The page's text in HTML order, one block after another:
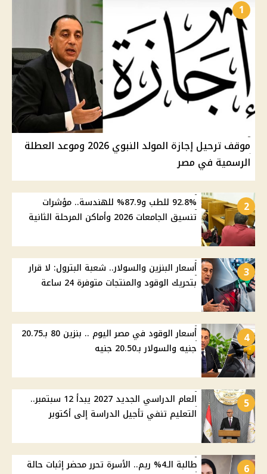
1
موقف ترحيل إجازة المولد النبوي 2026 وموعد العطلة
الرسمية في مصر
2
92.8% للطب و87.9% للهندسة.. مؤشرات
تنسيق الجامعات 2026 وأماكن المرحلة الثانية
3
أسعار البنزين والسولار.. شعبة البترول: لا قرار
بتحريك الوقود والمنتجات متوفرة 24 ساعة
4
أسعار الوقود في مصر اليوم .. بنزين 80 بـ20.75
جنيه والسولار بـ20.50 جنيه
5
العام الدراسي الجديد 2027 يبدأ 12 سبتمبر..
التعليم تنفي تأجيل الدراسة إلى أكتوبر
6
طالبة الـ4% ريم.. الأسرة تحرر محضر إثبات حالة